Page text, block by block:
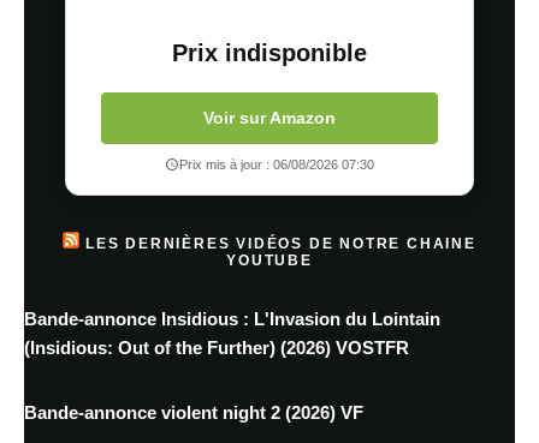
Prix indisponible
Voir sur Amazon
Prix mis à jour : 06/08/2026 07:30
LES DERNIÈRES VIDÉOS DE NOTRE CHAINE
YOUTUBE
Bande-annonce Insidious : L'Invasion du Lointain
(Insidious: Out of the Further) (2026) VOSTFR
Bande-annonce violent night 2 (2026) VF